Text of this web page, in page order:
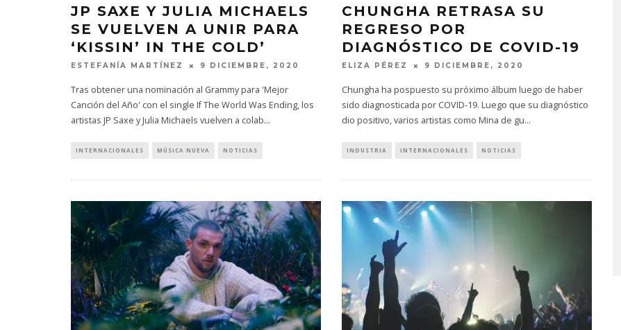
JP SAXE Y JULIA MICHAELS
SE VUELVEN A UNIR PARA
‘KISSIN’ IN THE COLD’
ESTEFANÍA MARTÍNEZ 9 DICIEMBRE, 2020
Tras obtener una nominación al Grammy para 'Mejor
Canción del Año' con el single If The World Was Ending, los
artistas JP Saxe y Julia Michaels vuelven a colab...
INTERNACIONALES MÚSICA NUEVA NOTICIAS
CHUNGHA RETRASA SU
REGRESO POR
DIAGNÓSTICO DE COVID-19
ELIZA PÉREZ 9 DICIEMBRE, 2020
Chungha ha pospuesto su próximo álbum luego de haber
sido diagnosticada por COVID-19. Luego que su diagnóstico
dio positivo, varios artistas como Mina de gu...
INDUSTRIA INTERNACIONALES NOTICIAS
MONET IN BLUE EXPLORA LA
FRAGILIDAD DEL TIEMPO
CON ‘ALONSO’
7 AGOSTO, 2026
JOAQUINA COMPARTE
‘VERANO EN LA CIUDAD’
7 AGOSTO, 2026
STRAY KIDS PUBLICA EL EP